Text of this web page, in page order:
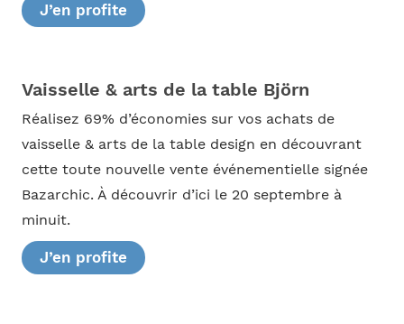
J’en profite
Vaisselle & arts de la table Björn
Réalisez 69% d’économies sur vos achats de
vaisselle & arts de la table design en découvrant
cette toute nouvelle vente événementielle signée
Bazarchic. À découvrir d’ici le 20 septembre à
minuit.
J’en profite